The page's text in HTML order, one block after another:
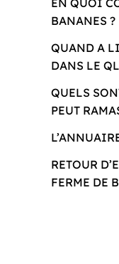
BANANES ?
QUAND A
DANS LE
QUELS
PEUT
RETOUR
FERME DE